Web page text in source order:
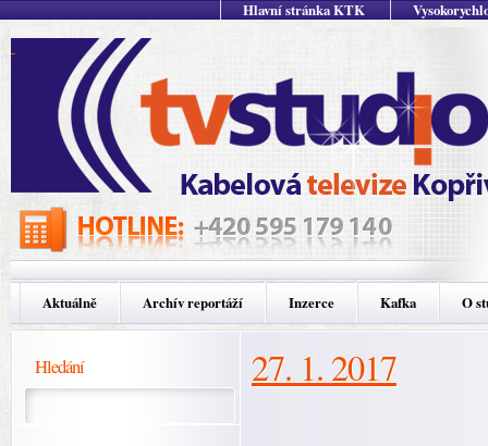
Hlavní stránka KTK
Aktuálně Archív reportáží Inzerce Kafka O
Hledání 27. 1. 2017